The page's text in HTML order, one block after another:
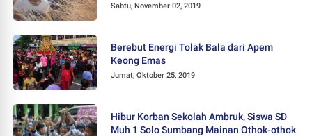
Sabtu, November 02, 2019
Berebut Energi Tolak Bala dari Apem
Keong Emas
Jumat, Oktober 25, 2019
Hibur Korban Sekolah Ambruk, Siswa SD
Muh 1 Solo Sumbang Mainan Othok-othok